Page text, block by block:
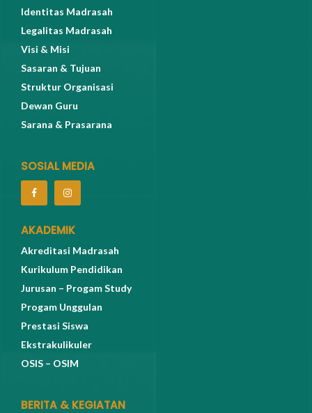
Identitas Madrasah
Legalitas Madrasah
Visi & Misi
Sasaran & Tujuan
Struktur Organisasi
Dewan Guru
Sarana & Prasarana
SOSIAL MEDIA
AKADEMIK
Akreditasi Madrasah
Kurikulum Pendidikan
Jurusan – Progam Study
Progam Unggulan
Prestasi Siswa
Ekstrakulikuler
OSIS – OSIM
BERITA & KEGIATAN